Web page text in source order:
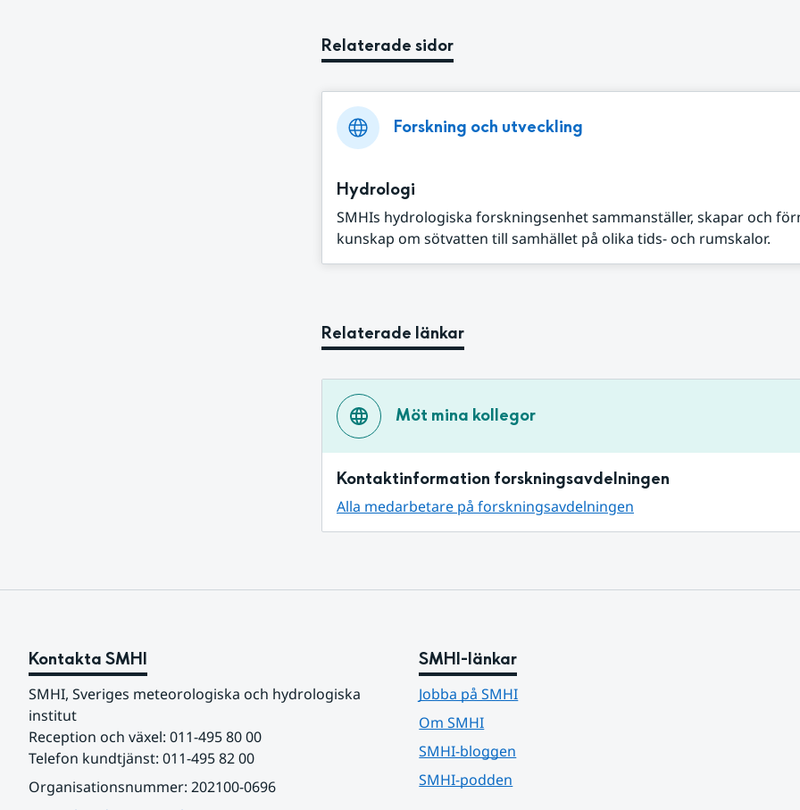
Relaterade sidor
Forskning och utveckling
Hydrologi
SMHIs hydrologiska forskningsenhet sammanställer, skapar och
kunskap om sötvatten till samhället på olika tids- och rumskalor.
Relaterade länkar
Möt mina kollegor
Kontaktinformation forskningsavdelningen
Alla medarbetare på forskningsavdelningen
Kontakta SMHI
SMHI, Sveriges meteorologiska och hydrologiska
institut
Reception och växel: 011-495 80 00
Telefon kundtjänst: 011-495 82 00
Organisationsnummer: 202100-0696
SMHI-länkar
Jobba på SMHI
Om SMHI
SMHI-bloggen
SMHI-podden